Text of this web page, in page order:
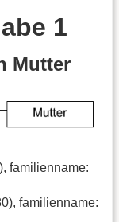
1
Mutter
familienname:
familienname: